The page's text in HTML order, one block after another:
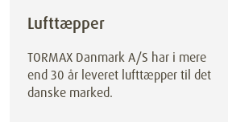
Lufttæpper
TORMAX Danmark A/S har i mere
end 30 år leveret lufttæpper til det
danske marked.